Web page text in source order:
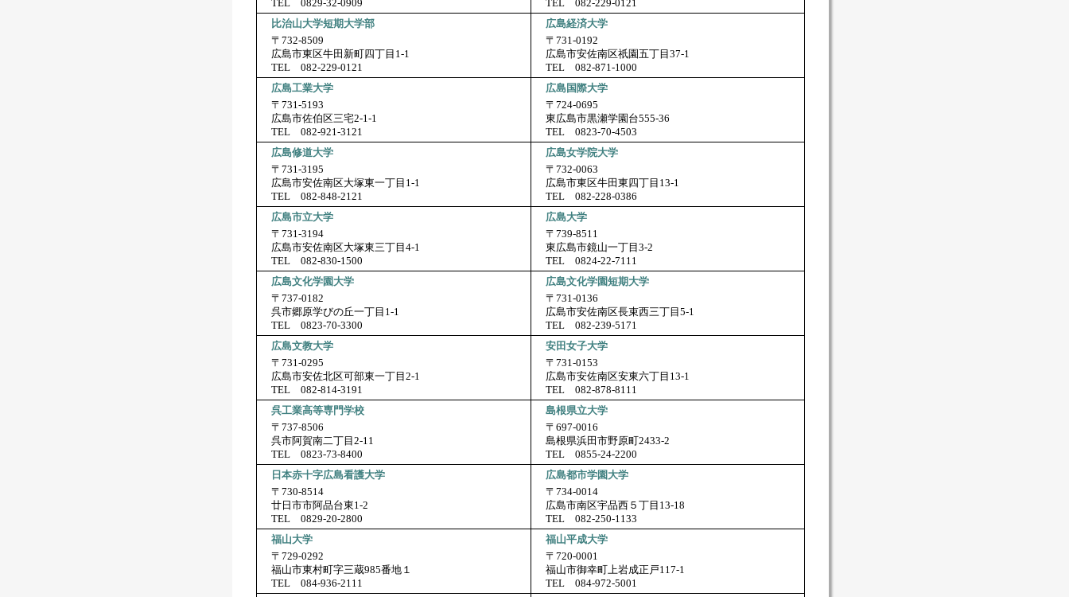
TEL 0829-32-0909
TEL 082-229-0121
比治山大学短期大学部
〒732-8509
広島市東区牛田新町四丁目1-1
TEL 082-229-0121
広島経済大学
〒731-0192
広島市安佐南区祇園五丁目37-1
TEL 082-871-1000
広島工業大学
〒731-5193
広島市佐伯区三宅2-1-1
TEL 082-921-3121
広島国際大学
〒724-0695
東広島市黒瀬学園台555-36
TEL 0823-70-4503
広島修道大学
〒731-3195
広島市安佐南区大塚東一丁目1-1
TEL 082-848-2121
広島女学院大学
〒732-0063
広島市東区牛田東四丁目13-1
TEL 082-228-0386
広島市立大学
〒731-3194
広島市安佐南区大塚東三丁目4-1
TEL 082-830-1500
広島大学
〒739-8511
東広島市鏡山一丁目3-2
TEL 0824-22-7111
広島文化学園大学
〒737-0182
呉市郷原学びの丘一丁目1-1
TEL 0823-70-3300
広島文化学園短期大学
〒731-0136
広島市安佐南区長束西三丁目5-1
TEL 082-239-5171
広島文教大学
〒731-0295
広島市安佐北区可部東一丁目2-1
TEL 082-814-3191
安田女子大学
〒731-0153
広島市安佐南区安東六丁目13-1
TEL 082-878-8111
呉工業高等専門学校
〒737-8506
呉市阿賀南二丁目2-11
TEL 0823-73-8400
島根県立大学
〒697-0016
島根県浜田市野原町2433-2
TEL 0855-24-2200
日本赤十字広島看護大学
〒730-8514
廿日市市阿品台東1-2
TEL 0829-20-2800
広島都市学園大学
〒734-0014
広島市南区宇品西５丁目13-18
TEL 082-250-1133
福山大学
〒729-0292
福山市東村町字三蔵985番地１
TEL 084-936-2111
福山平成大学
〒720-0001
福山市御幸町上岩成正戸117-1
TEL 084-972-5001